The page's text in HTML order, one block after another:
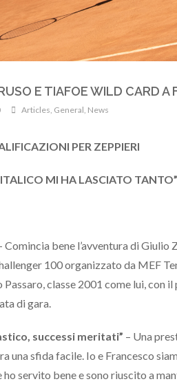
E TIAFOE WILD CARD A
Articles General News
PER ZEPPIERI
ITALICO MI HA LASCIATO TANTO”
Comincia bene l’avventura di
100 organizzato da MEF
classe 2001 come lui, con
di gara.
successi meritati” – Una
una sfida facile. Io e Francesco
servito bene e sono riuscito a